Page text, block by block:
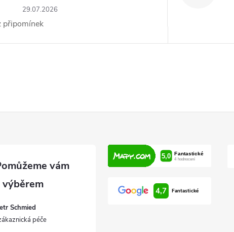
29.07.2026
připomínek
Schmied
4,7 Fantastické